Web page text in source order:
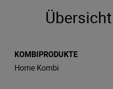
KOMBIPRODUKTE
Home Kombi